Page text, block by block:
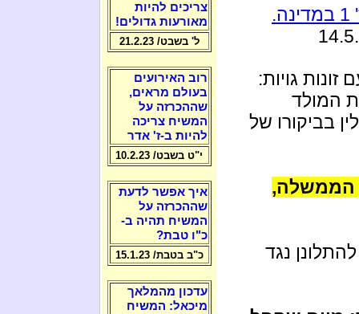
זונות גויות:
המולד
בביקורו של
הממשלה,
נגד
צריכים להיות
מאורעות גדולים!
ל' בשבט/ 21.2.23
רוב האירועים
בעולם מראים,
שההכרזה על
המשיח צריכה
להיות ב-ז' אדר
י"ט בשבט/ 10.2.23
איך אפשר לדעת
שההכרזה על
המשיח תהיה ב-
כ"ו טבת?
כ"ב בטבת/ 15.1.23
עדכון מהמלאך
מיכאל: המשיח